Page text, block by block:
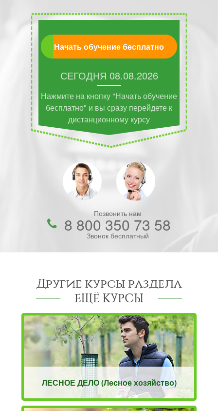
Начать обучение бесплатно
СЕГОДНЯ 08.08.2026
Нажмите на кнопку "Начать обучение
бесплатно" и вы сразу перейдете к
дистанционному курсу
Позвонить нам
8 800 350 73 58
Звонок бесплатный
Другие курсы раздела
ЕЩЁ КУРСЫ
ЛЕСНОЕ ДЕЛО (Лесное хозяйство)